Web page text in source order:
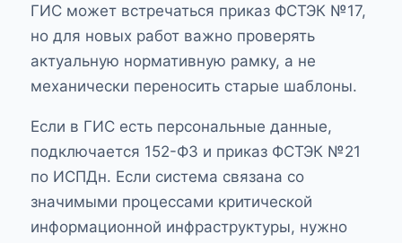
ГИС может встречаться приказ ФСТЭК №17,
но для новых работ важно проверять
актуальную нормативную рамку, а не
механически переносить старые шаблоны.
Если в ГИС есть персональные данные,
подключается 152-ФЗ и приказ ФСТЭК №21
по ИСПДн. Если система связана со
значимыми процессами критической
информационной инфраструктуры, нужно